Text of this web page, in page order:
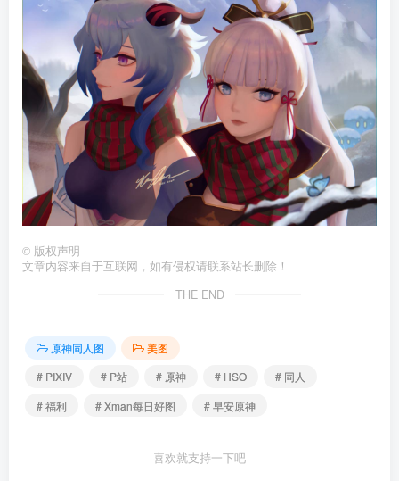
© 版权声明
文章内容来自于互联网，如有侵权请联系站长删除！
THE END
原神同人图
美图
# PIXIV
# P站 # 原神 # HSO
# 同人
# 福利
# Xman每日好图 # 早安原神
喜欢就支持一下吧